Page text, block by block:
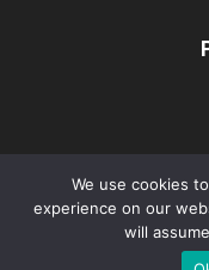
Početna Aktualno
We use cookies
experience on our
will